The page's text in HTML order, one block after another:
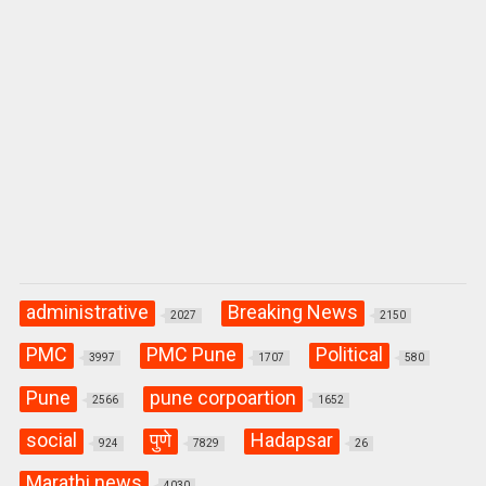
administrative 2027 Breaking News 2150
PMC 3997 PMC Pune 1707 Political 580
Pune 2566 pune corpoartion 1652
social 924 पुणे 7829 Hadapsar 26